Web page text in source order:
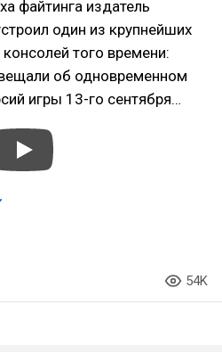
файтинга издатель
один из крупнейших
того времени:
об одновременном
игры 13-го сентября…
54K